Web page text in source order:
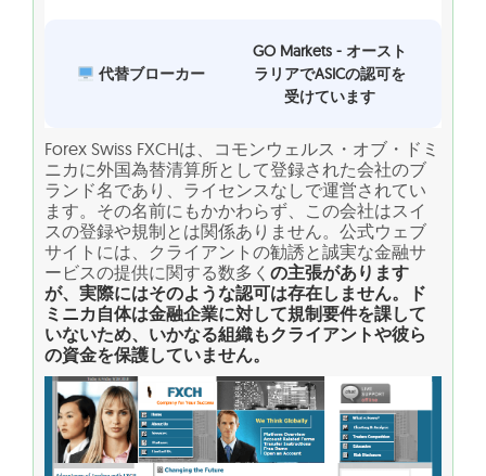
代替ブローカー
GO Markets - オースト
ラリアでASICの認可を
受けています
Forex Swiss FXCHは、コモンウェルス・オブ・ドミ
ニカに外国為替清算所として登録された会社のブ
ランド名であり、ライセンスなしで運営されてい
ます。その名前にもかかわらず、この会社はスイ
スの登録や規制とは関係ありません。公式ウェブ
サイトには、クライアントの勧誘と誠実な金融サ
ービスの提供に関する数多く の主張があります
が、実際にはそのような認可は存在しません。ド
ミニカ自体は金融企業に対して規制要件を課して
いないため、いかなる組織もクライアントや彼ら
の資金を保護していません。